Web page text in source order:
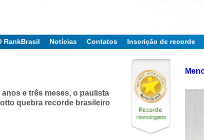
RankBrasil Notícias Contatos Inscrição de recorde
e três meses, o paulista
quebra recorde brasileiro